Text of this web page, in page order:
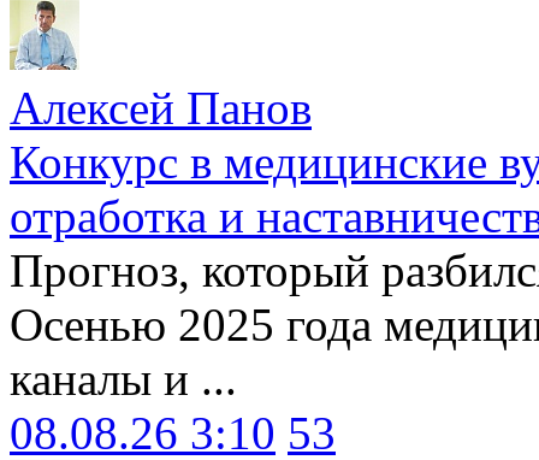
Алексей Панов
Конкурс в медицинские
отработка и
Прогноз, который
Осенью 2025 года
каналы и ...
08.08.26 3:10 53